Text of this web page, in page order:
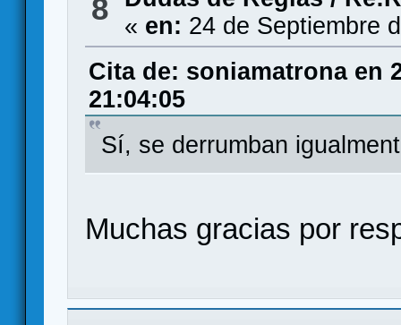
8
« en: 24 de Septiembre
Cita de: soniamatrona en
21:04:05
Sí, se derrumban
Muchas gracias por